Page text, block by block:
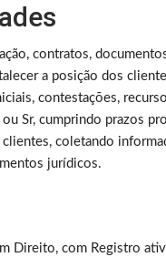
contratos,
a posição dos
contestações,
Sr, cumprindo prazos
coletando
jurídicos.
Direito, com Registro